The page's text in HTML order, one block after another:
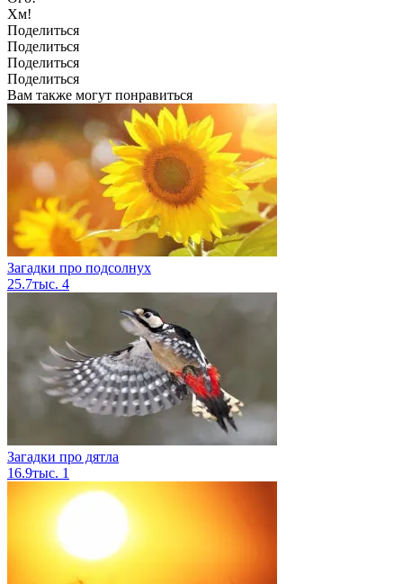
Хм!
Поделиться
Поделиться
Поделиться
Поделиться
Вам также могут понравиться
Загадки про подсолнух
25.7тыс. 4
Загадки про дятла
16.9тыс. 1